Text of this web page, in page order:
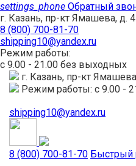
settings_phone Обратный
г. Казань, пр-кт Ямашева, д.
8 (800) 700-81-70
shipping10@yandex.ru
Режим работы:
с 9.00 - 21.00 без выходных
г. Казань, пр-кт
Режим работы: с 9.00 -
shipping10@yandex.ru
8 (800) 700-81-70 Быстрый